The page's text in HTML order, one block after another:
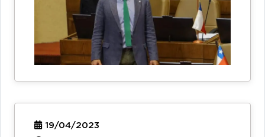
19/04/2023